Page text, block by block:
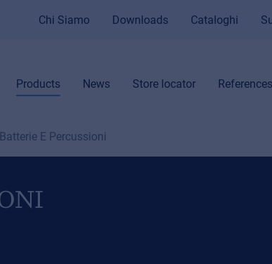
Chi Siamo Downloads Cataloghi
Products News Store locator References
Batterie E Percussioni